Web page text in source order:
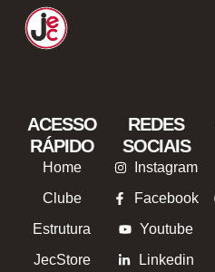
ACESSO
RÁPIDO
Home
Clube
Estrutura
JecStore
REDES
SOCIAIS
Instagram
Facebook
Youtube
Linkedin